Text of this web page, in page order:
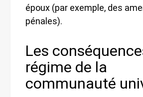
époux (par exemple, des
pénales).
Les
régime de la
communauté